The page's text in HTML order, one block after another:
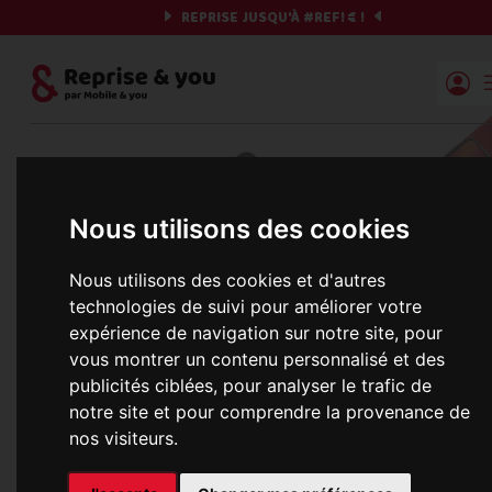
Nous utilisons des cookies
Nous utilisons des cookies et d'autres
technologies de suivi pour améliorer votre
expérience de navigation sur notre site, pour
vous montrer un contenu personnalisé et des
publicités ciblées, pour analyser le trafic de
notre site et pour comprendre la provenance de
nos visiteurs.
REPRISE JUSQU'À #REF!€ !
Reprise | Mobile & you
Préparez votre chrono et vos informations,
c'est parti !
Nous récupérons les meilleures
Une erreur est survenue :